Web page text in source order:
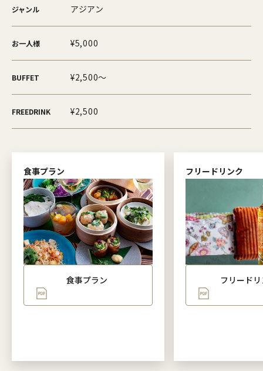
ジャンル アジアン
お一人様 ¥5,000
BUFFET ¥2,500～
FREEDRINK ¥2,500
食事プラン
食事プラン
フリードリンク
フリード